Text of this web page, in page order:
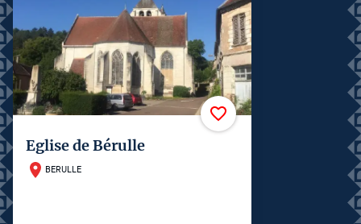
Eglise de Bérulle
BERULLE